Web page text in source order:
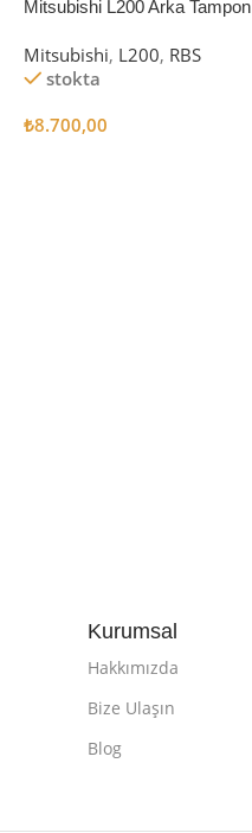
Mitsubishi L200 Arka Tampon
Mitsubishi, L200, RBS
stokta
₺8.700,00
Kurumsal
Hakkımızda
Bize Ulaşın
Blog